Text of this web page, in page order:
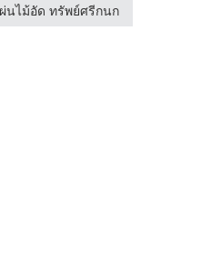
นไม้อัด ทรัพย์ศรีกนก